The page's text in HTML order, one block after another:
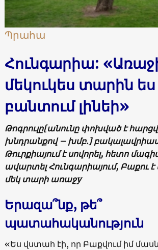
Պրահա
Հունգարիա:
մեկուկես տարին
բանտում լինեի»
Թոգրուլը[անունը փոխված է
խնդրանքով – խմբ.]
Թուրքիայում է սովորել, հետո
ավարտել Հունգարիայում, Բաքու է
մեկ տարի առաջу
Երազա՞նք, թե՞
պատահականություն
«Ես վստահ էի, որ Բաքվում իմ